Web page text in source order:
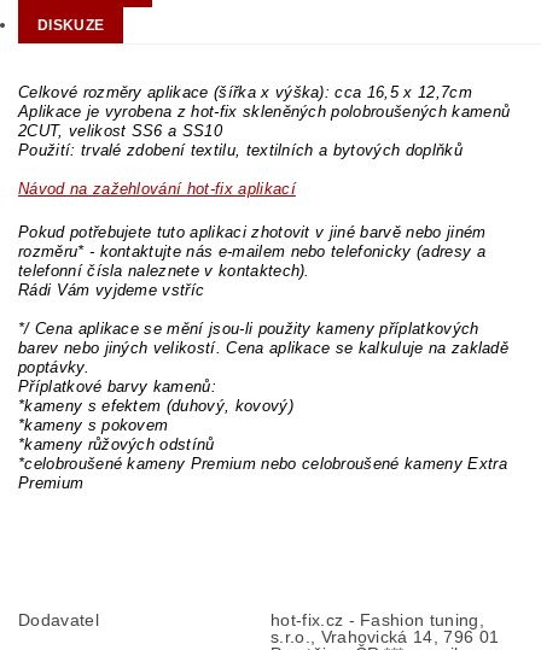
DISKUZE
Celkové rozměry aplikace (šířka x výška): cca 16,5 x 12,7cm
Aplikace je vyrobena z hot-fix skleněných polobroušených kamenů
2CUT, velikost SS6 a SS10
Použití: trvalé zdobení textilu, textilních a bytových doplňků
Návod na zažehlování hot-fix aplikací
Pokud potřebujete tuto aplikaci zhotovit v jiné barvě nebo jiném
rozměru* - kontaktujte nás e-mailem nebo telefonicky (adresy a
telefonní čísla naleznete v kontaktech).
Rádi Vám vyjdeme vstříc
*/ Cena aplikace se mění jsou-li použity kameny příplatkových
barev nebo jiných velikostí. Cena aplikace se kalkuluje na zakladě
poptávky.
Příplatkové barvy kamenů:
*kameny s efektem (duhový, kovový)
*kameny s pokovem
*kameny růžových odstínů
*celobroušené kameny Premium nebo celobroušené kameny Extra
Premium
Dodavatel
hot-fix.cz - Fashion tuning,
s.r.o., Vrahovická 14, 796 01